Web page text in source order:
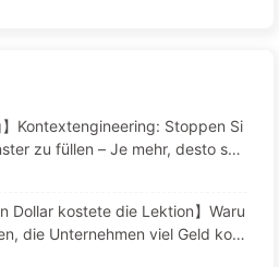
】Kontextengineering: Stoppen Si
zu füllen – Je mehr, desto sch
den Schreibfilter in vier Schrit
Konflikte und halten Sie den Lärm
Annäherung an KI 170
Dollar kostete die Lektion】Waru
die Unternehmen viel Geld kost
„vergessen“, während Wettbew